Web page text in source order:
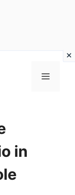
Menu
in